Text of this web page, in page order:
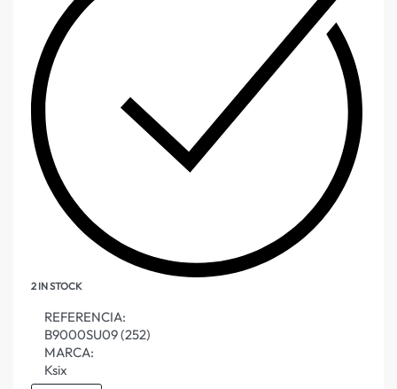
2 IN STOCK
REFERENCIA:
B9000SU09 (252)
MARCA:
Ksix